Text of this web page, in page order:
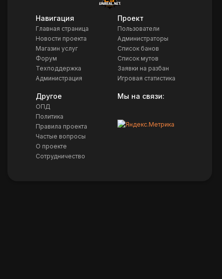
Навигация
Главная страница
Новости проекта
Магазин услуг
Форум
Техподдержка
Администрация
Проект
Пользователи
Администраторы
Список банов
Список мутов
Заявки на разбан
Игровая статистика
Другое
ОПД
Политика
Правила проекта
Частые вопросы
О проекте
Сотрудничество
Мы на связи: